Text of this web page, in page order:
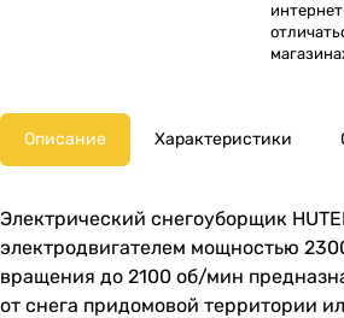
Описание Характеристики
Электрический снегоуборщик
электродвигателем мощностью
вращения до 2100 об/мин
от снега придомовой территории